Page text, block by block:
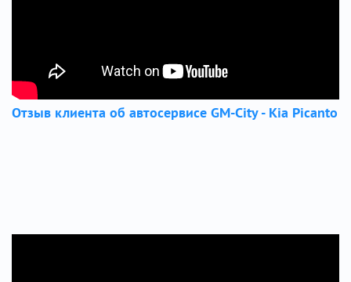
Отзыв клиента об автосервисе GM-City - Kia Picanto